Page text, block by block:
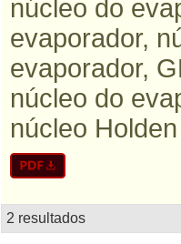
núcleo do
evaporador,
evaporador,
núcleo do
núcleo
2 resultados